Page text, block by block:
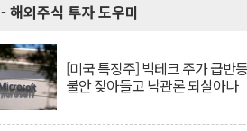
- 해외주식 투자 도우미
[미국 특징주] 빅테크 주가 급반
불안 잦아들고 낙관론 되살아나